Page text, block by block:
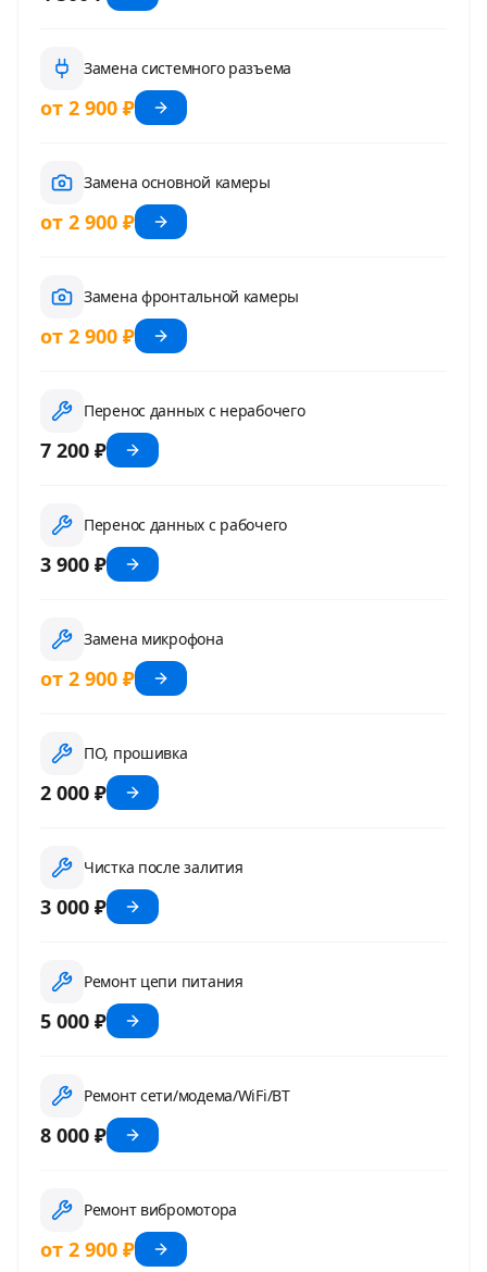
Замена системного разъема
от 2 900 ₽
Замена основной камеры
от 2 900 ₽
Замена фронтальной камеры
от 2 900 ₽
Перенос данных с нерабочего
7 200 ₽
Перенос данных с рабочего
3 900 ₽
Замена микрофона
от 2 900 ₽
ПО, прошивка
2 000 ₽
Чистка после залития
3 000 ₽
Ремонт цепи питания
5 000 ₽
Ремонт сети/модема/WiFi/BT
8 000 ₽
Ремонт вибромотора
от 2 900 ₽